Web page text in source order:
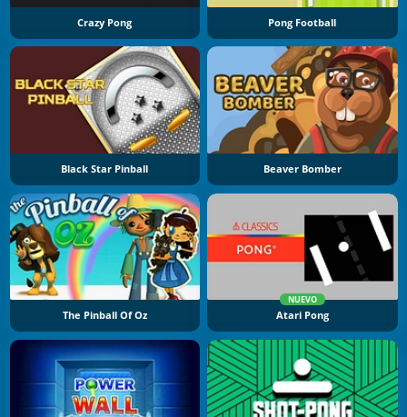
Crazy Pong Pong Football
Black Star Pinball Beaver Bomber
The Pinball Of Oz
NUEVO
Atari Pong